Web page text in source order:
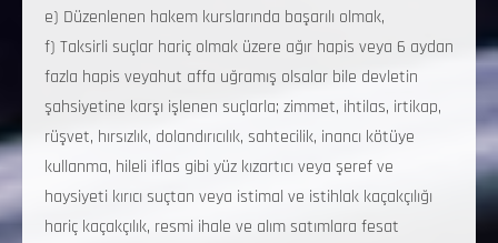
e) Düzenlenen hakem kurslarında başarılı olmak,
f) Taksirli suçlar hariç olmak üzere ağır hapis veya 6 aydan
fazla hapis veyahut affa uğramış olsalar bile devletin
şahsiyetine karşı işlenen suçlarla; zimmet, ihtilas, irtikap,
rüşvet, hırsızlık, dolandırıcılık, sahtecilik, inancı kötüye
kullanma, hileli iflas gibi yüz kızartıcı veya şeref ve
haysiyeti kırıcı suçtan veya istimal ve istihlak kaçakçılığı
hariç kaçakçılık, resmi ihale ve alım satımlara fesat